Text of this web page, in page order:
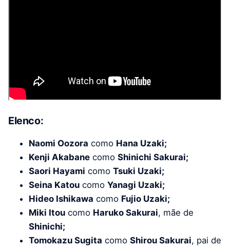
Elenco:
Naomi Oozora como Hana Uzaki;
Kenji Akabane como Shinichi Sakurai;
Saori Hayami como Tsuki Uzaki;
Seina Katou como Yanagi Uzaki;
Hideo Ishikawa como Fujio Uzaki;
Miki Itou como Haruko Sakurai, mãe de
Shinichi;
Tomokazu Sugita como Shirou Sakurai, pai de